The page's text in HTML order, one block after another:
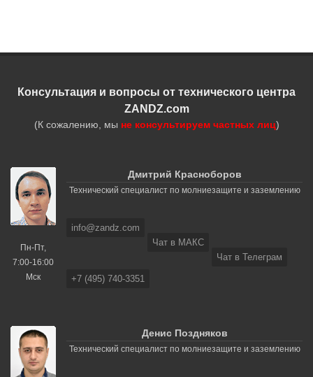
Консультация и вопросы от технического центра
ZANDZ.com
(К сожалению, мы не консультируем частных лиц)
Пн-Пт,
7:00-16:00
Мск
Дмитрий Красноборов
Технический специалист по молниезащите и заземлению
info@zandz.com
Чат в МАКС
Чат в Телеграм
+7 (495) 740-3351
Денис Поздняков
Технический специалист по молниезащите и заземлению